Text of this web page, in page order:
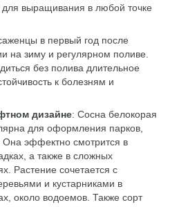
для выращивания в любой точке
в первый год после
на зиму и регулярном поливе.
без полива длительное
к болезням и
дизайне: Сосна белокорая
для оформления парков,
эффектно смотрится в
а также в сложных
Растение сочетается с
и кустарниками в
около водоемов. Также сорт